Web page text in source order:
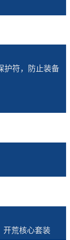
护符，防止装备
开荒核心套装